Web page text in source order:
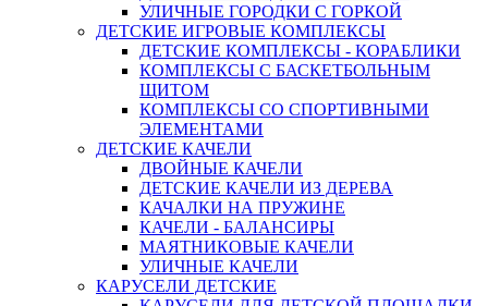
УЛИЧНЫЕ ГОРОДКИ С ГОРКОЙ
ДЕТСКИЕ ИГРОВЫЕ КОМПЛЕКСЫ
ДЕТСКИЕ КОМПЛЕКСЫ - КОРАБЛИКИ
КОМПЛЕКСЫ С БАСКЕТБОЛЬНЫМ
ЩИТОМ
КОМПЛЕКСЫ СО СПОРТИВНЫМИ
ЭЛЕМЕНТАМИ
ДЕТСКИЕ КАЧЕЛИ
ДВОЙНЫЕ КАЧЕЛИ
ДЕТСКИЕ КАЧЕЛИ ИЗ ДЕРЕВА
КАЧАЛКИ НА ПРУЖИНЕ
КАЧЕЛИ - БАЛАНСИРЫ
МАЯТНИКОВЫЕ КАЧЕЛИ
УЛИЧНЫЕ КАЧЕЛИ
КАРУСЕЛИ ДЕТСКИЕ